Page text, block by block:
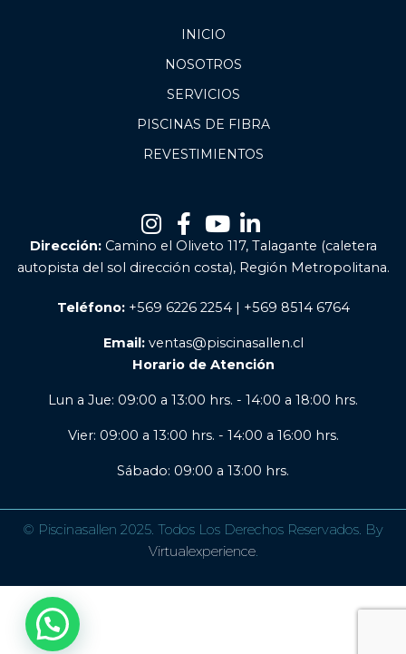
INICIO
NOSOTROS
SERVICIOS
PISCINAS DE FIBRA
REVESTIMIENTOS
Dirección:Camino el Oliveto 117, Talagante (caletera
autopista del sol dirección costa), Región Metropolitana.
Teléfono:+569 6226 2254 | +569 8514 6764
Email:ventas@piscinasallen.cl
Horario de Atención
Lun a Jue: 09:00 a 13:00 hrs. - 14:00 a 18:00 hrs.
Vier: 09:00 a 13:00 hrs. - 14:00 a 16:00 hrs.
Sábado: 09:00 a 13:00 hrs.
© Piscinasallen 2025. Todos Los Derechos Reservados. By
Virtualexperience.